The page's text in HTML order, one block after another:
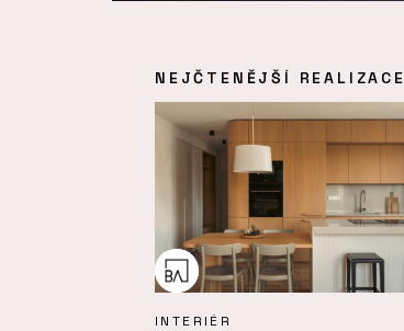
NEJČTENĚJŠÍ REALIZACE
INTERIÉR